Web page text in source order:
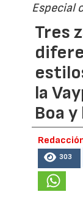
Especial
Tres
la
Boa
303